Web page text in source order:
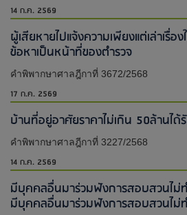
14 ก.ค. 2569
ผู้เสียหายไปแจ้งความเพียงแต่เล่าเรื่อ
ข้อหาเป็นหน้าที่ของตำรวจ
คำพิพากษาศาลฎีกาที่ 3672/2568
17 ก.ค. 2569
บ้านที่อยู่อาศัยราคาไม่เกิน 50ล้านได้
คำพิพากษาศาลฎีกาที่ 3227/2568
14 ก.ค. 2569
มีบุคคลอื่นมาร่วมฟังการสอบสวนไม่
มีบุคคลอื่นมาร่วมฟังการสอบสวนไม่